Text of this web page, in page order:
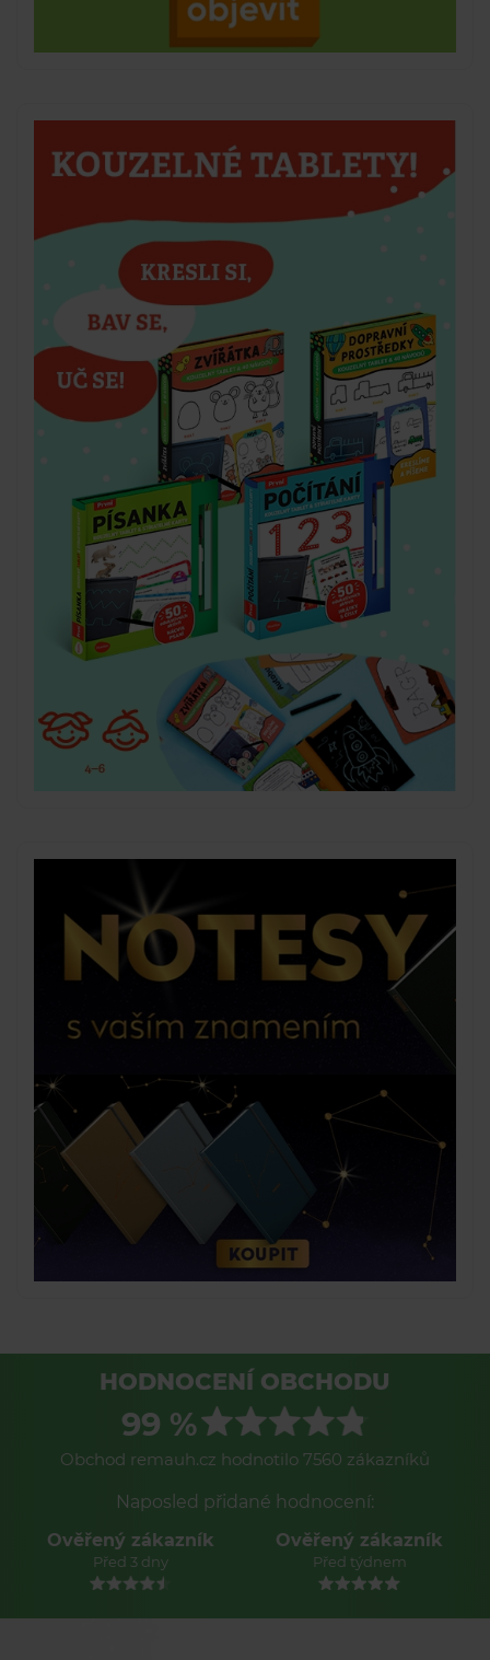
HODNOCENÍ OBCHODU
99 %
Obchod remauh.cz hodnotilo 7560 zákazníků
Naposled přidané hodnocení:
Ověřený zákazník
Před 3 dny
Ověřený zákazník
Před týdnem